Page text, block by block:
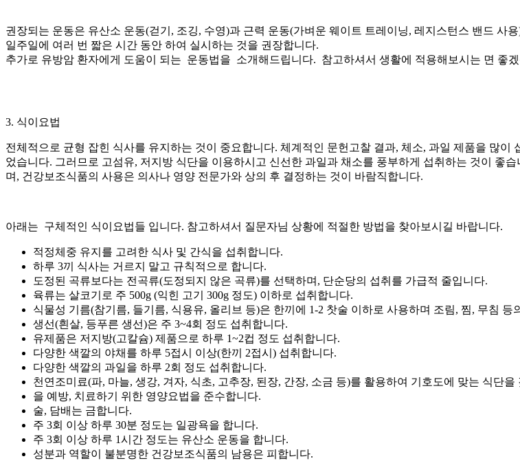
권장되는 운동은 유산소 운동(걷기, 조깅, 수영)과 근력 운동(가벼운 웨이트 트레이닝, 레지스턴스 밴드 사
일주일에 여러 번 짧은 시간 동안 하여 실시하는 것을 권장합니다.
추가로 유방암 환자에게 도움이 되는 운동법을 소개해드립니다. 참고하셔서 생활에 적용해보시는 면 좋
3. 식이요법
전체적으로 균형 잡힌 식사를 유지하는 것이 중요합니다. 체계적인 문헌고찰 결과, 체소, 과일 제품을 많
었습니다. 그러므로 고섬유, 저지방 식단을 이용하시고 신선한 과일과 채소를 풍부하게 섭취하는 것이 좋
며, 건강보조식품의 사용은 의사나 영양 전문가와 상의 후 결정하는 것이 바람직합니다.
아래는 구체적인 식이요법들 입니다. 참고하셔서 질문자님 상황에 적절한 방법을 찾아보시길 바랍니다.
적정체중 유지를 고려한 식사 및 간식을 섭취합니다.
하루 3끼 식사는 거르지 말고 규칙적으로 합니다.
도정된 곡류보다는 전곡류(도정되지 않은 곡류)를 선택하며, 단순당의 섭취를 가급적 줄입니다.
육류는 살코기로 주 500g (익힌 고기 300g 정도) 이하로 섭취합니다.
식물성 기름(참기름, 들기름, 식용유, 올리브 등)은 한끼에 1-2 찻술 이하로 사용하며 조림, 찜, 무침 등
생선(흰살, 등푸른 생선)은 주 3~4회 정도 섭취합니다.
유제품은 저지방(고칼슘) 제품으로 하루 1~2컵 정도 섭취합니다.
다양한 색깔의 야채를 하루 5접시 이상(한끼 2접시) 섭취합니다.
다양한 색깔의 과일을 하루 2회 정도 섭취합니다.
천연조미료(파, 마늘, 생강, 겨자, 식초, 고추장, 된장, 간장, 소금 등)를 활용하여 기호도에 맞는 식단을
을 예방, 치료하기 위한 영양요법을 준수합니다.
술, 담배는 금합니다.
주 3회 이상 하루 30분 정도는 일광욕을 합니다.
주 3회 이상 하루 1시간 정도는 유산소 운동을 합니다.
성분과 역할이 불분명한 건강보조식품의 남용은 피합니다.